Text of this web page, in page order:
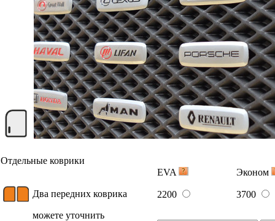
Отдельные коврики
EVA
Эконом
Два передних коврика 2200
3700
можете уточнить